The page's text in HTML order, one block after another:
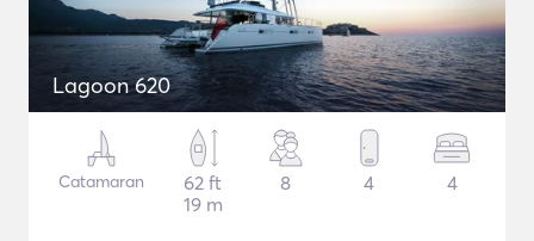
Lagoon 620
Catamaran
62 ft
19 m
8 4 4